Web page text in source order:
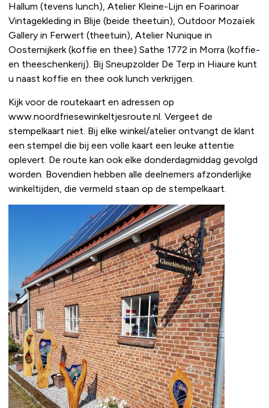
Hallum (tevens lunch), Atelier Kleine-Lijn en Foarinoar
Vintagekleding in Blije (beide theetuin), Outdoor Mozaïek
Gallery in Ferwert (theetuin), Atelier Nunique in
Oosternijkerk (koffie en thee) Sathe 1772 in Morra (koffie-
en theeschenkerij). Bij Sneupzolder De Terp in Hiaure kunt
u naast koffie en thee ook lunch verkrijgen.
Kijk voor de routekaart en adressen op
www.noordfriesewinkeltjesroute.nl. Vergeet de
stempelkaart niet. Bij elke winkel/atelier ontvangt de klant
een stempel die bij een volle kaart een leuke attentie
oplevert. De route kan ook elke donderdagmiddag gevolgd
worden. Bovendien hebben alle deelnemers afzonderlijke
winkeltijden, die vermeld staan op de stempelkaart.